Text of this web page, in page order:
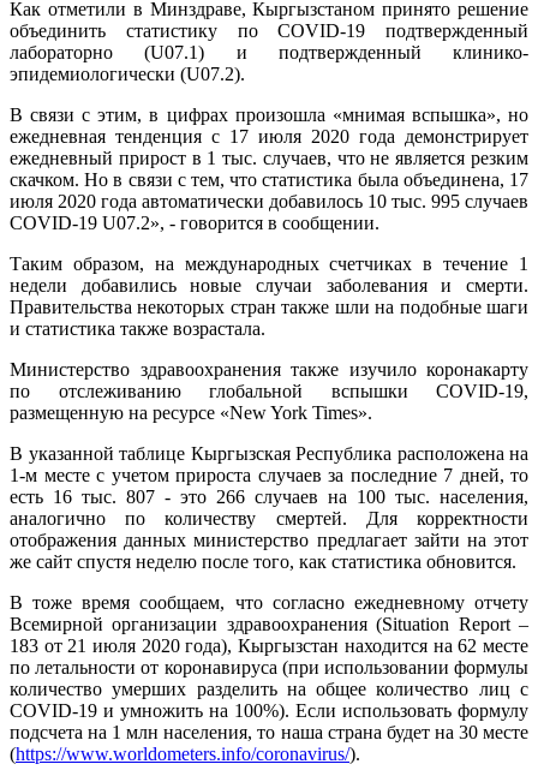
Как отметили в Минздраве, Кыргызстаном принято решение
объединить статистику по COVID-19 подтвержденный
лабораторно (U07.1) и подтвержденный клинико-
эпидемиологически (U07.2).
В связи с этим, в цифрах произошла «мнимая вспышка», но
ежедневная тенденция с 17 июля 2020 года демонстрирует
ежедневный прирост в 1 тыс. случаев, что не является резким
скачком. Но в связи с тем, что статистика была объединена, 17
июля 2020 года автоматически добавилось 10 тыс. 995 случаев
COVID-19 U07.2», - говорится в сообщении.
Таким образом, на международных счетчиках в течение 1
недели добавились новые случаи заболевания и смерти.
Правительства некоторых стран также шли на подобные шаги
и статистика также возрастала.
Министерство здравоохранения также изучило коронакарту
по отслеживанию глобальной вспышки COVID-19,
размещенную на ресурсе «New York Times».
В указанной таблице Кыргызская Республика расположена на
1-м месте с учетом прироста случаев за последние 7 дней, то
есть 16 тыс. 807 - это 266 случаев на 100 тыс. населения,
аналогично по количеству смертей. Для корректности
отображения данных министерство предлагает зайти на этот
же сайт спустя неделю после того, как статистика обновится.
В тоже время сообщаем, что согласно ежедневному отчету
Всемирной организации здравоохранения (Situation Report –
183 от 21 июля 2020 года), Кыргызстан находится на 62 месте
по летальности от коронавируса (при использовании формулы
количество умерших разделить на общее количество лиц с
COVID-19 и умножить на 100%). Если использовать формулу
подсчета на 1 млн населения, то наша страна будет на 30 месте
(https://www.worldometers.info/coronavirus/).